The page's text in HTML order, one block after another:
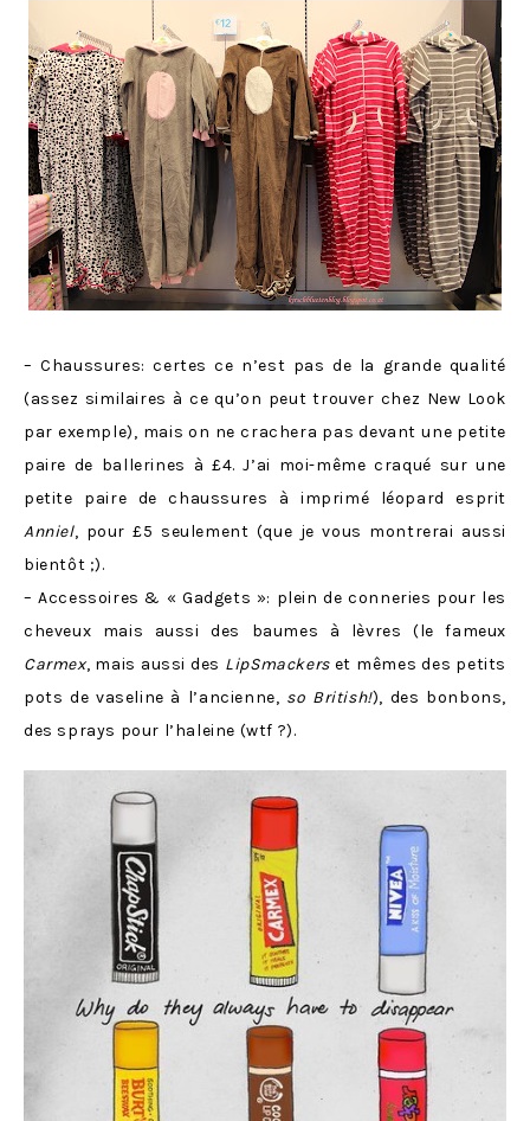
– Chaussures: certes ce n’est pas de la grande qualité
(assez similaires à ce qu’on peut trouver chez New Look
par exemple), mais on ne crachera pas devant une petite
paire de ballerines à £4. J’ai moi-même craqué sur une
petite paire de chaussures à imprimé léopard esprit
Anniel, pour £5 seulement (que je vous montrerai aussi
bientôt ;).
– Accessoires & « Gadgets »: plein de conneries pour les
cheveux mais aussi des baumes à lèvres (le fameux
Carmex, mais aussi des LipSmackerset mêmes des petits
pots de vaseline à l’ancienne, so British!), des bonbons,
des sprays pour l’haleine (wtf ?).